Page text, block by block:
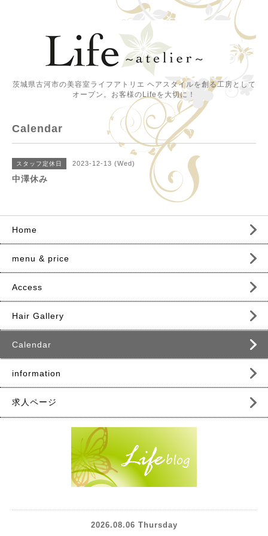
茨城県古河市の美容室ライフアトリエ ヘアスタイルを創る工房として
オープン。お客様のLifeを大切に！
Calendar
スタッフ定休日 2023-12-13 (Wed)
中澤休み
Home
menu & price
Access
Hair Gallery
Calendar
information
求人ページ
2026.08.06 Thursday